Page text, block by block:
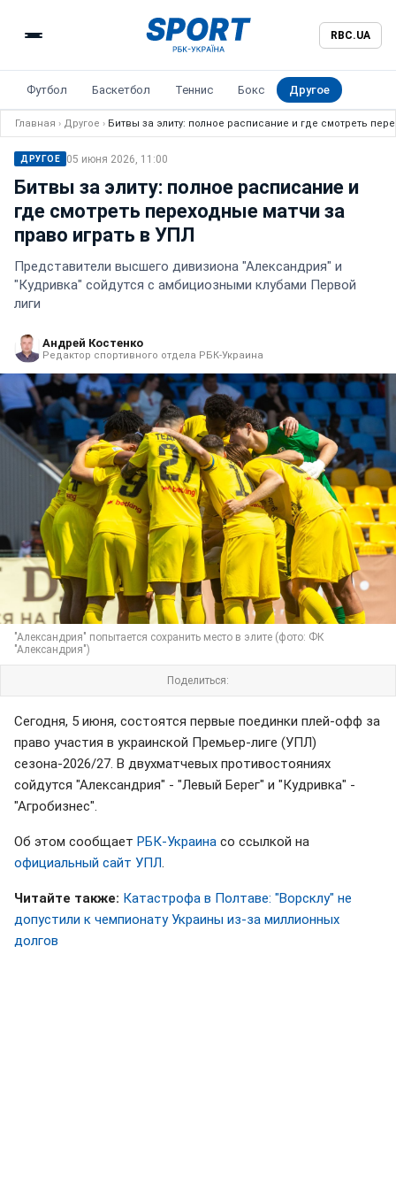
RBC.UA
Футбол Баскетбол Теннис Бокс Другое
Главная › Другое › Битвы за элиту: полное расписание и где смотреть
ДРУГОЕ 05 июня 2026, 11:00
Битвы за элиту: полное расписание и
где смотреть переходные матчи за
право играть в УПЛ
Представители высшего дивизиона "Александрия" и
"Кудривка" сойдутся с амбициозными клубами Первой
лиги
Андрей Костенко
Редактор спортивного отдела РБК-Украина
"Александрия" попытается сохранить место в элите (фото: ФК
"Александрия")
Поделиться:
Сегодня, 5 июня, состоятся первые поединки плей-офф за
право участия в украинской Премьер-лиге (УПЛ)
сезона-2026/27. В двухматчевых противостояниях
сойдутся "Александрия" - "Левый Берег" и "Кудривка" -
"Агробизнес".
Об этом сообщает РБК-Украина со ссылкой на
официальный сайт УПЛ
Читайте также: Катастрофа в Полтаве: "Ворсклу" не
допустили к чемпионату Украины из-за миллионных
долгов